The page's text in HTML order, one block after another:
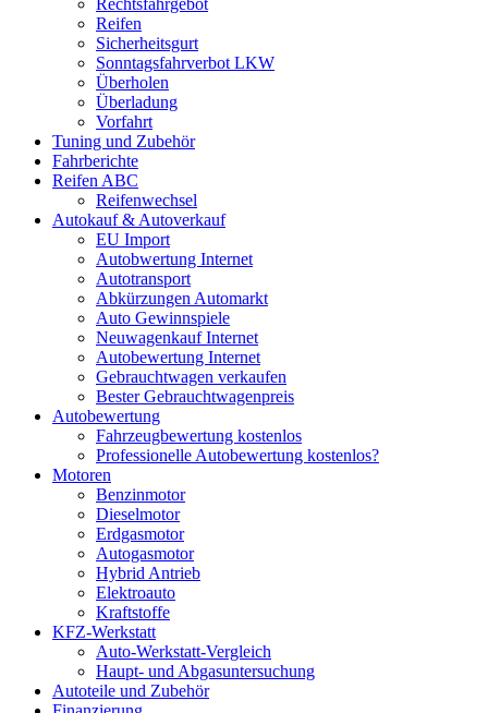
Rechtsfahrgebot
Reifen
Sicherheitsgurt
Sonntagsfahrverbot LKW
Überholen
Überladung
Vorfahrt
Tuning und Zubehör
Fahrberichte
Reifen ABC
Reifenwechsel
Autokauf & Autoverkauf
EU Import
Autobwertung Internet
Autotransport
Abkürzungen Automarkt
Auto Gewinnspiele
Neuwagenkauf Internet
Autobewertung Internet
Gebrauchtwagen verkaufen
Bester Gebrauchtwagenpreis
Autobewertung
Fahrzeugbewertung kostenlos
Professionelle Autobewertung kostenlos?
Motoren
Benzinmotor
Dieselmotor
Erdgasmotor
Autogasmotor
Hybrid Antrieb
Elektroauto
Kraftstoffe
KFZ-Werkstatt
Auto-Werkstatt-Vergleich
Haupt- und Abgasuntersuchung
Autoteile und Zubehör